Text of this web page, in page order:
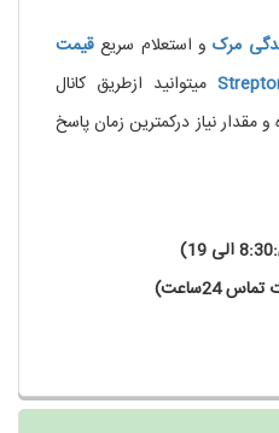
مرکو استعلام سریع قیمت
میتوانید ازطریق کانال
مقدار نیاز درکمترین زمان پاسخ
24ساعت)